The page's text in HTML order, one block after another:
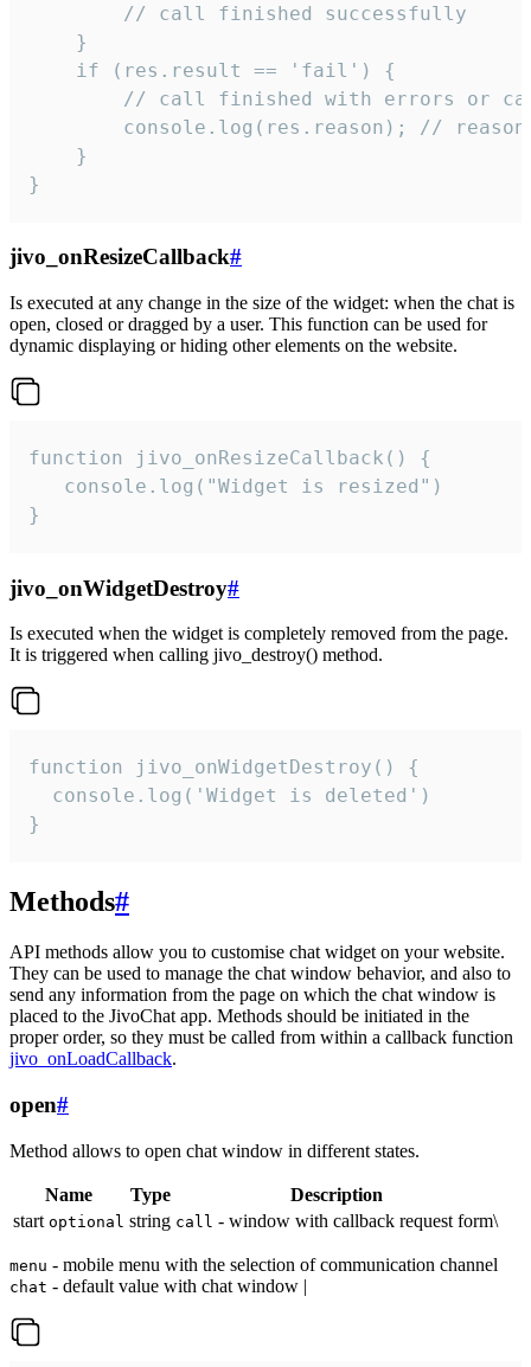
        // call finished successfully
    }
    if (res.result == 'fail') {
// call finished with errors or
console.log(res.reason); //
    }
}
jivo_onResizeCallback#
Is executed at any change in the size of the widget: when the chat is
open, closed or dragged by a user. This function can be used for
dynamic displaying or hiding other elements on the website.
function jivo_onResizeCallback() {
   console.log("Widget is resized")
}
jivo_onWidgetDestroy#
Is executed when the widget is completely removed from the page.
It is triggered when calling jivo_destroy() method.
function jivo_onWidgetDestroy() {
  console.log('Widget is deleted')
}
Methods#
API methods allow you to customise chat widget on your website.
They can be used to manage the chat window behavior, and also to
send any information from the page on which the chat window is
placed to the JivoChat app. Methods should be initiated in the
proper order, so they must be called from within a callback function
jivo_onLoadCallback.
open#
Method allows to open chat window in different states.
Name Type
Description
start optional string call - window with callback request form\
menu - mobile menu with the selection of communication channel
chat - default value with chat window |